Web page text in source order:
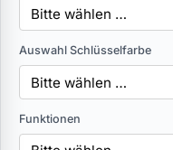
Auswahl Schlüsselfarbe
Funktionen